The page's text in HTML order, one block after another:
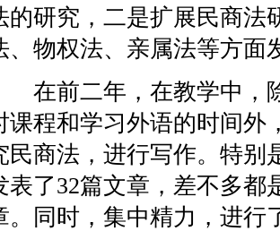
的研究，二是扩展民商法
、物权法、亲属法等方面
在前二年，在教学中，
课程和学习外语的时间外
民商法，进行写作。特别
表了32篇文章，差不多都
。同时，集中精力，进行